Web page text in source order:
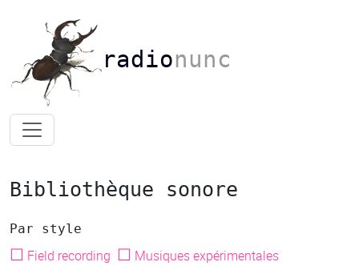
radionunc
Bibliothèque sonore
Par style
☐ Field recording ☐ Musiques expérimentales